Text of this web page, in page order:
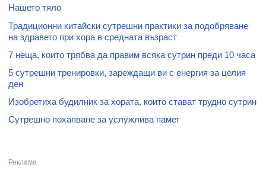
Нашето тяло
Традиционни китайски сутрешни практики за подобряване
на здравето при хора в средната възраст
7 неща, които трябва да правим всяка сутрин преди 10 часа
5 сутрешни тренировки, зареждащи ви с енергия за целия
ден
Изобретиха будилник за хората, които стават трудно сутрин
Сутрешно похапване за услужлива памет